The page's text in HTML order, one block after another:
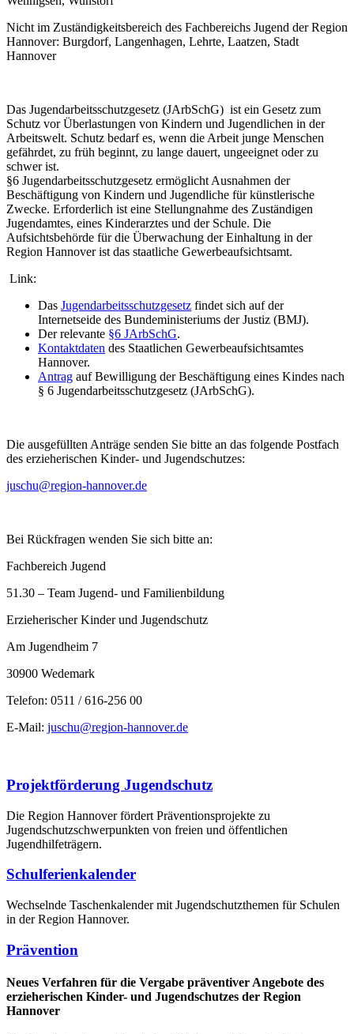
Nicht im Zuständigkeitsbereich des Fachbereichs Jugend der Region
Hannover: Burgdorf, Langenhagen, Lehrte, Laatzen, Stadt
Hannover
Das Jugendarbeitsschutzgesetz (JArbSchG) ist ein Gesetz zum
Schutz vor Überlastungen von Kindern und Jugendlichen in der
Arbeitswelt. Schutz bedarf es, wenn die Arbeit junge Menschen
gefährdet, zu früh beginnt, zu lange dauert, ungeeignet oder zu
schwer ist.
§6 Jugendarbeitsschutzgesetz ermöglicht Ausnahmen der
Beschäftigung von Kindern und Jugendliche für künstlerische
Zwecke. Erforderlich ist eine Stellungnahme des Zuständigen
Jugendamtes, eines Kinderarztes und der Schule. Die
Aufsichtsbehörde für die Überwachung der Einhaltung in der
Region Hannover ist das staatliche Gewerbeaufsichtsamt.
Link:
Das Jugendarbeitsschutzgesetz findet sich auf der
Internetseide des Bundeministeriums der Justiz (BMJ).
Der relevante §6 JArbSchG.
Kontaktdaten des Staatlichen Gewerbeaufsichtsamtes
Hannover.
Antrag auf Bewilligung der Beschäftigung eines Kindes nach
§ 6 Jugendarbeitsschutzgesetz (JArbSchG).
Die ausgefüllten Anträge senden Sie bitte an das folgende Postfach
des erzieherischen Kinder- und Jugendschutzes:
juschu@region-hannover.de
Bei Rückfragen wenden Sie sich bitte an:
Fachbereich Jugend
51.30 – Team Jugend- und Familienbildung
Erzieherischer Kinder und Jugendschutz
Am Jugendheim 7
30900 Wedemark
Telefon: 0511 / 616-256 00
E-Mail: juschu@region-hannover.de
Projektförderung Jugendschutz
Die Region Hannover fördert Präventionsprojekte zu
Jugendschutzschwerpunkten von freien und öffentlichen
Jugendhilfeträgern.
Schulferienkalender
Wechselnde Taschenkalender mit Jugendschutzthemen für Schulen
in der Region Hannover.
Prävention
Neues Verfahren für die Vergabe präventiver Angebote des
erzieherischen Kinder- und Jugendschutzes der Region
Hannover